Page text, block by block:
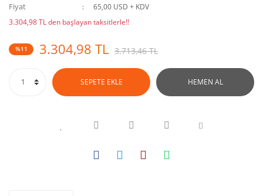
Fiyat
65,00 USD + KDV
3.304,98 TL den başlayan taksitlerle!!
%11 3.304,98 TL 3.713,46 TL
SEPETE EKLE HEMEN AL